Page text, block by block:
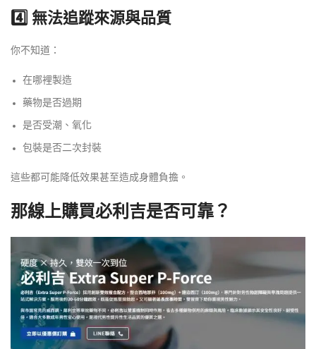
4️⃣ 無法追蹤來源與品質
你不知道：
在哪裡製造
藥物是否過期
是否受潮、氧化
包裝是否二次封裝
這些都可能降低效果甚至造成身體負擔。
那線上購買必利吉是否可靠？